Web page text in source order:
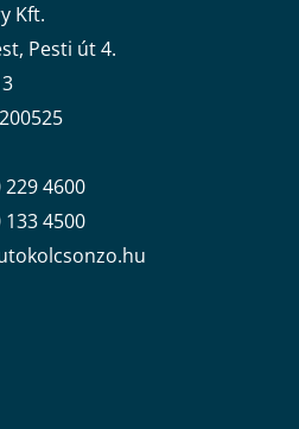
Kft.
Pesti út 4.
229 4600
133 4500